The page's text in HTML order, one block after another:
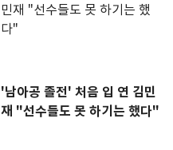
'남아공 졸전' 처음 입 연 김민
재 "선수들도 못 하기는 했다"